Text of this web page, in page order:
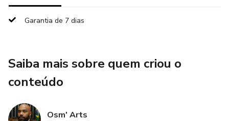
Garantia de 7 dias
Saiba mais sobre quem criou o
conteúdo
Osm' Arts